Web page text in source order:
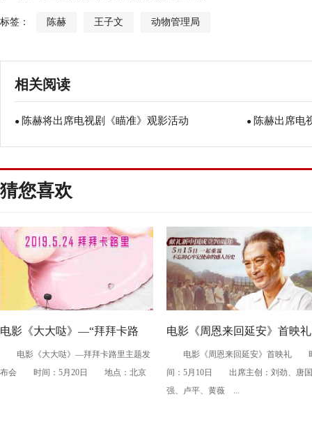
标签： 陈赫 王子文 动物管理局
相关阅读
● 陈赫将出席电视剧《瞄准》观影活动 ● 陈赫出席电
猜您喜欢
电影《大大哒》—“拜拜卡路
里”主题发布会
电影《大大哒》—拜拜卡路里主题发
布会 时间：5月20日 地点：北京
电影《周恩来回延安》首映礼
电影《周恩来回延安》首映礼
间：5月10日 出席主创：刘劲、唐国
强、卢平、黄薇 ...